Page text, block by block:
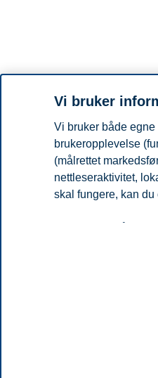
Vi bruker
Vi bruker både
brukeropplevelse
(målrettet
nettleseraktivitet,
skal fungere, kan
for
ved å klikke på